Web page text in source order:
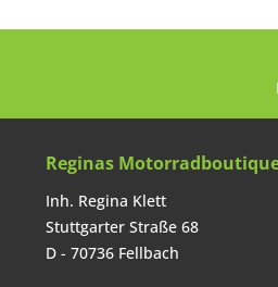
Reginas
Inh. Regina Klett
Stuttgarter Straße 68
D - 70736 Fellbach